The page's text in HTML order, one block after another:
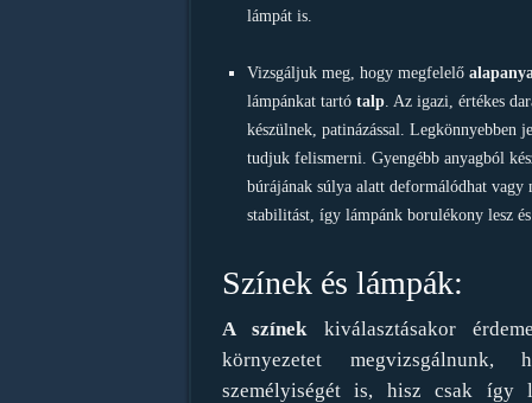
lámpát is.
Vizsgáljuk meg, hogy megfelelő
lámpánkat tartó talp . Az igazi, értékes
készülnek, patinázással. Legkönnyebben
tudjuk felismerni. Gyengébb anyagból
búrájának súlya alatt deformálódhat vagy
stabilitást, így lámpánk borulékony lesz
Színek és lámpák:
A színekkiválasztásakor
környezetet
személyiségét is, hisz csak így